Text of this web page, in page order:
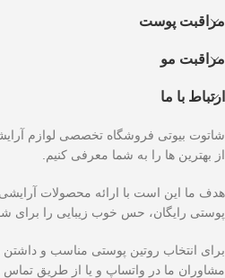
مراقبت پوست
مراقبت مو
ارتباط با ما
شاتوت بیوتی فروشگاه تخصصی لوازم
از بهترین ها را به شما معرفی کنیم.
هدف ما این است با ارائه محصولات
پوستی رایگان، حس خوب زیبایی را برای
برای انتخاب روتین پوستی مناسب و
مشاوران ما در واتساپ و یا از طریق تماس